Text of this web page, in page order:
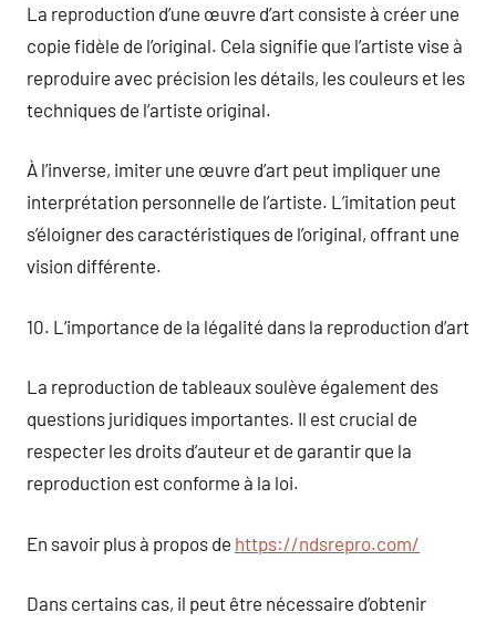
La reproduction d’une œuvre d’art consiste à créer une
copie fidèle de l’original. Cela signifie que l’artiste vise à
reproduire avec précision les détails, les couleurs et les
techniques de l’artiste original.
À l’inverse, imiter une œuvre d’art peut impliquer une
interprétation personnelle de l’artiste. L’imitation peut
s’éloigner des caractéristiques de l’original, offrant une
vision différente.
10. L’importance de la légalité dans la reproduction d’art
La reproduction de tableaux soulève également des
questions juridiques importantes. Il est crucial de
respecter les droits d’auteur et de garantir que la
reproduction est conforme à la loi.
En savoir plus à propos de https://ndsrepro.com/
Dans certains cas, il peut être nécessaire d’obtenir